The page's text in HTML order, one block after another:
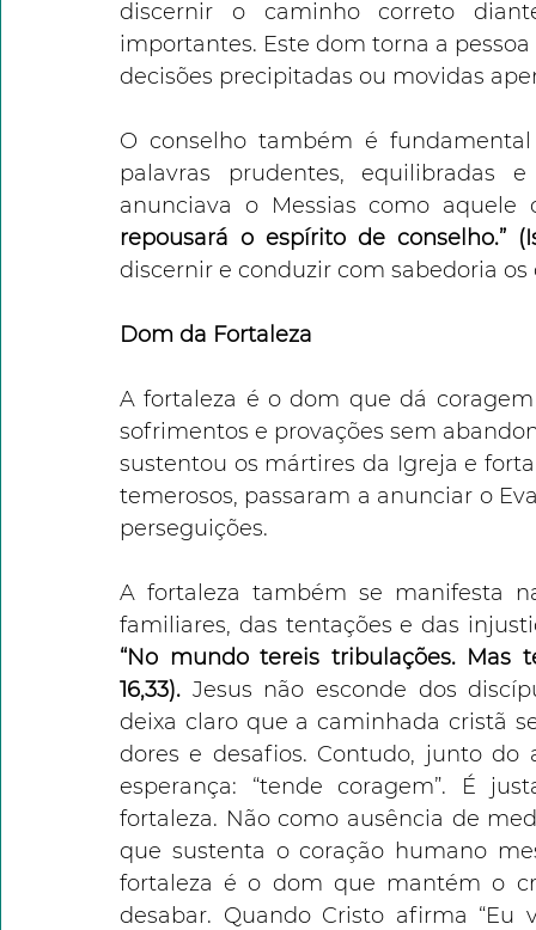
discernir o caminho correto
importantes. Este dom torna a
decisões precipitadas ou movidas
O conselho também é
palavras prudentes, equilibradas
anunciava o Messias como
repousará o espírito de conselho.”
discernir e conduzir com sabedoria
Dom da Fortaleza
A fortaleza é o dom que dá
sofrimentos e provações sem
sustentou os mártires da Igreja e
temerosos, passaram a anunciar o
perseguições.
A fortaleza também se manifesta
“No mundo tereis tribulações. Mas
16,33). Jesus não esconde dos
deixa claro que a caminhada cristã
dores e desafios. Contudo, junto
esperança: “tende coragem”. É
fortaleza. Não como ausência de
que sustenta o coração humano
fortaleza é o dom que mantém o
desabar. Quando Cristo afirma